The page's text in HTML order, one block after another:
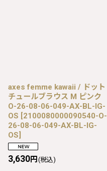
axes femme kawaii / ドット
チュールブラウス M ピンク
O-26-08-06-049-AX-BL-IG-
OS [2100080000090540-O-
26-08-06-049-AX-BL-IG-
OS]
3,630円 (税込)